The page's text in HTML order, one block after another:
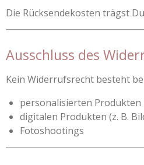
Die Rücksendekosten trägst
Ausschluss des
Kein Widerrufsrecht besteht
personalisierten Produkten
digitalen Produkten (z. B.
Fotoshootings